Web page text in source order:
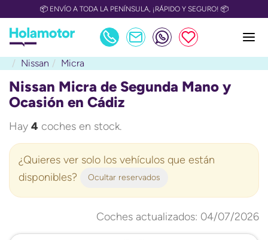
📦 ENVÍO A TODA LA PENÍNSULA, ¡RÁPIDO Y SEGURO! 📦
Nissan Micra
Nissan Micra de Segunda Mano y
Ocasión en Cádiz
Hay 4 coches en stock.
¿Quieres ver solo los vehículos que están
disponibles?
Ocultar reservados
Coches actualizados: 04/07/2026